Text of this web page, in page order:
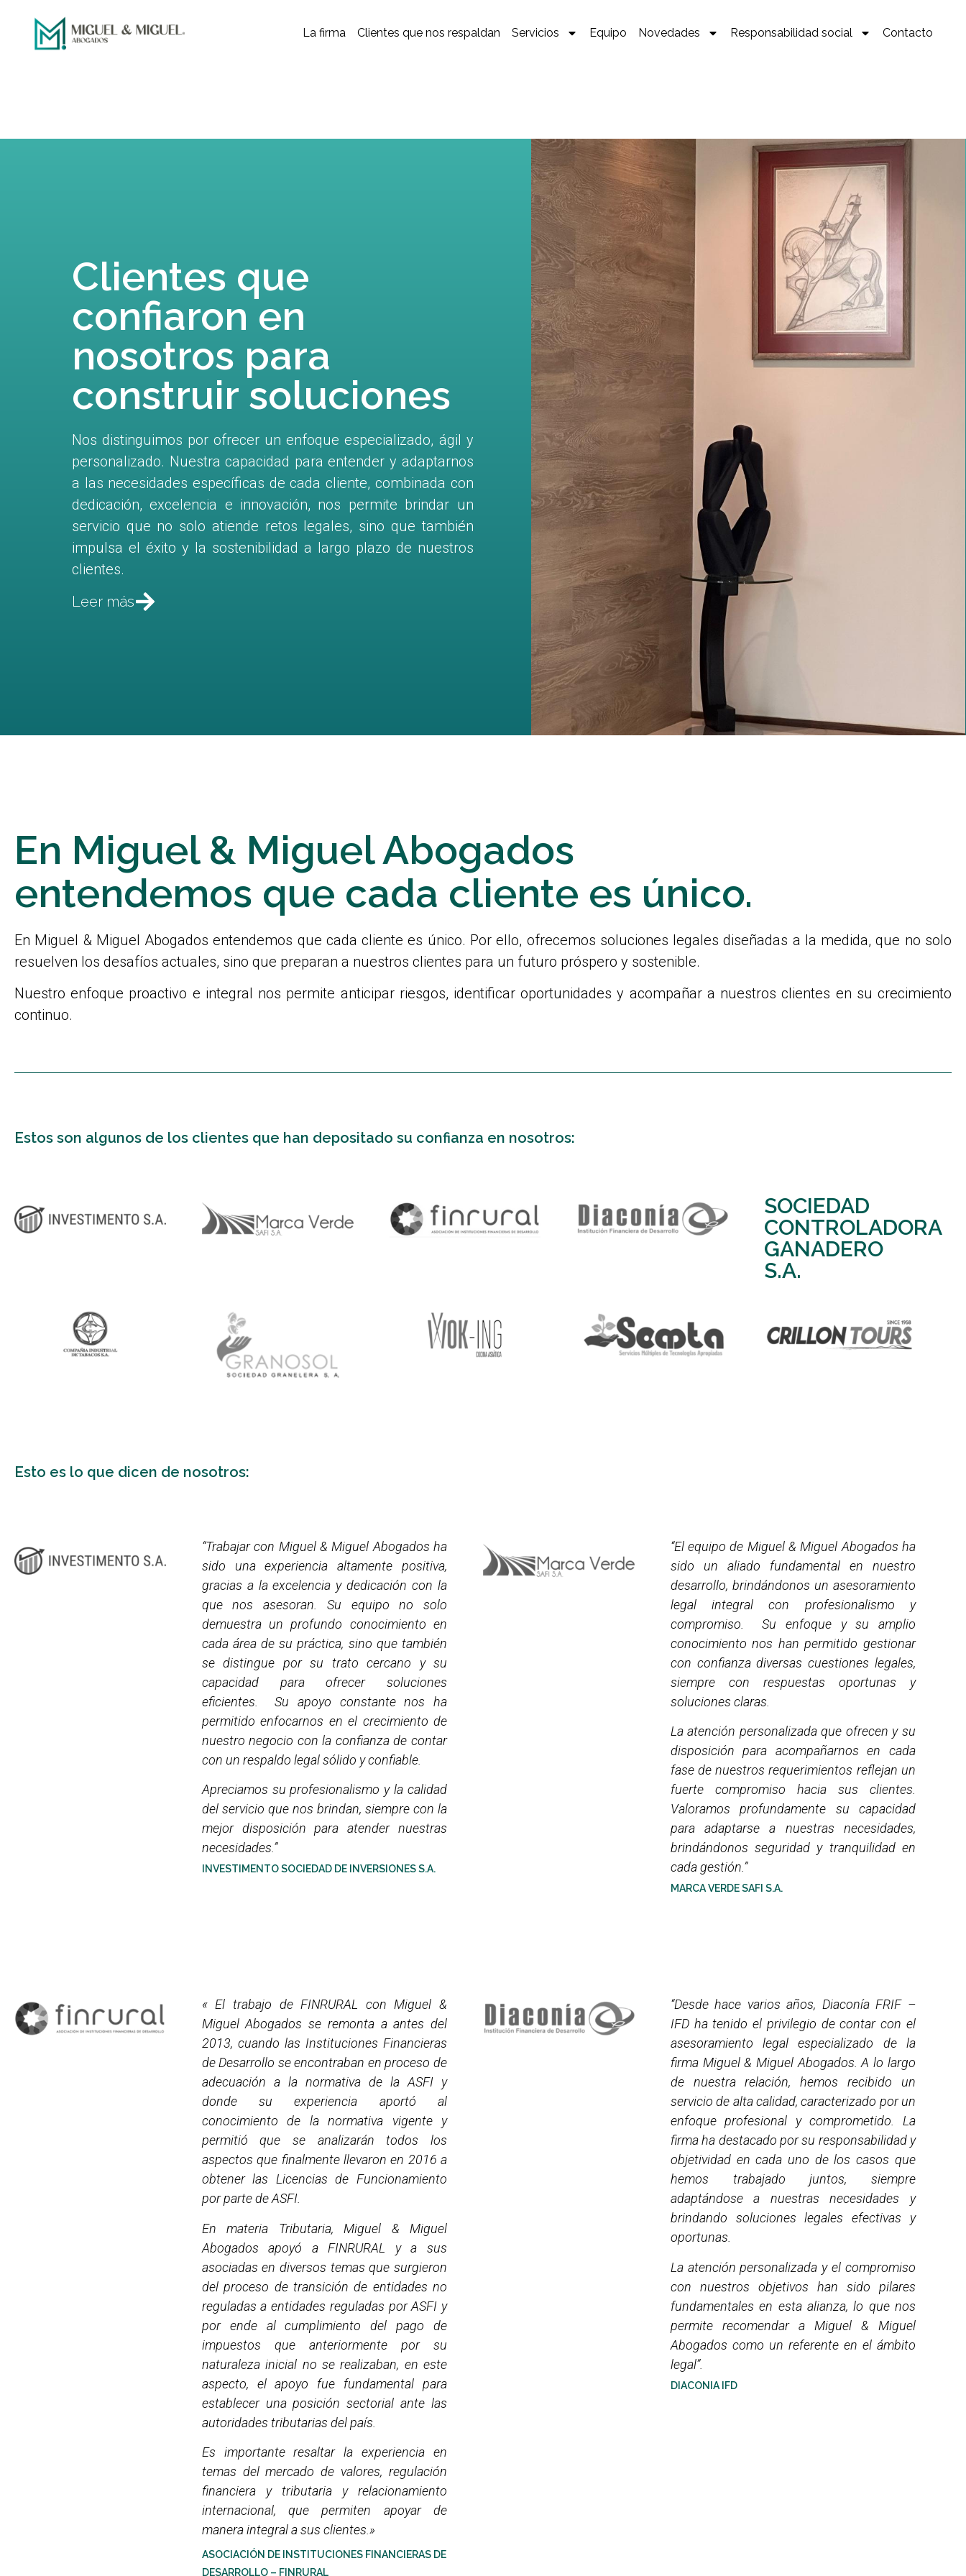
La firma Clientes que nos respaldan Servicios Equipo Novedades Responsabilidad social Contacto
Clientes que
confiaron en
nosotros para
construir soluciones
Nos distinguimos por ofrecer un enfoque especializado, ágil y
personalizado. Nuestra capacidad para entender y adaptarnos
a las necesidades específicas de cada cliente, combinada con
dedicación, excelencia e innovación, nos permite brindar un
servicio que no solo atiende retos legales, sino que también
impulsa el éxito y la sostenibilidad a largo plazo de nuestros
clientes.
Leer más
En Miguel & Miguel Abogados
entendemos que cada cliente es único.
En Miguel & Miguel Abogados entendemos que cada cliente es único. Por ello, ofrecemos soluciones legales diseñadas a la medida, que no solo
resuelven los desafíos actuales, sino que preparan a nuestros clientes para un futuro próspero y sostenible.
Nuestro enfoque proactivo e integral nos permite anticipar riesgos, identificar oportunidades y acompañar a nuestros clientes en su crecimiento
continuo.
Estos son algunos de los clientes que han depositado su confianza en nosotros:
SOCIEDAD
CONTROLADORA
GANADERO
S.A.
Esto es lo que dicen de nosotros:
“Trabajar con Miguel & Miguel Abogados ha
sido una experiencia altamente positiva,
gracias a la excelencia y dedicación con la
que nos asesoran. Su equipo no solo
demuestra un profundo conocimiento en
cada área de su práctica, sino que también
se distingue por su trato cercano y su
capacidad para ofrecer soluciones
eficientes. Su apoyo constante nos ha
permitido enfocarnos en el crecimiento de
nuestro negocio con la confianza de contar
con un respaldo legal sólido y confiable.
Apreciamos su profesionalismo y la calidad
del servicio que nos brindan, siempre con la
mejor disposición para atender nuestras
necesidades.”
INVESTIMENTO SOCIEDAD DE INVERSIONES S.A.
“El equipo de Miguel & Miguel Abogados ha
sido un aliado fundamental en nuestro
desarrollo, brindándonos un asesoramiento
legal integral con profesionalismo y
compromiso. Su enfoque y su amplio
conocimiento nos han permitido gestionar
con confianza diversas cuestiones legales,
siempre con respuestas oportunas y
soluciones claras.
La atención personalizada que ofrecen y su
disposición para acompañarnos en cada
fase de nuestros requerimientos reflejan un
fuerte compromiso hacia sus clientes.
Valoramos profundamente su capacidad
para adaptarse a nuestras necesidades,
brindándonos seguridad y tranquilidad en
cada gestión.”
MARCA VERDE SAFI S.A.
« El trabajo de FINRURAL con Miguel &
Miguel Abogados se remonta a antes del
2013, cuando las Instituciones Financieras
de Desarrollo se encontraban en proceso de
adecuación a la normativa de la ASFI y
donde su experiencia aportó al
conocimiento de la normativa vigente y
permitió que se analizarán todos los
aspectos que finalmente llevaron en 2016 a
obtener las Licencias de Funcionamiento
por parte de ASFI.
En materia Tributaria, Miguel & Miguel
Abogados apoyó a FINRURAL y a sus
asociadas en diversos temas que surgieron
del proceso de transición de entidades no
reguladas a entidades reguladas por ASFI y
por ende al cumplimiento del pago de
impuestos que anteriormente por su
naturaleza inicial no se realizaban, en este
aspecto, el apoyo fue fundamental para
establecer una posición sectorial ante las
autoridades tributarias del país.
Es importante resaltar la experiencia en
temas del mercado de valores, regulación
financiera y tributaria y relacionamiento
internacional, que permiten apoyar de
manera integral a sus clientes.»
ASOCIACIÓN DE INSTITUCIONES FINANCIERAS DE
DESARROLLO – FINRURAL
“Desde hace varios años, Diaconía FRIF –
IFD ha tenido el privilegio de contar con el
asesoramiento legal especializado de la
firma Miguel & Miguel Abogados. A lo largo
de nuestra relación, hemos recibido un
servicio de alta calidad, caracterizado por un
enfoque profesional y comprometido. La
firma ha destacado por su responsabilidad y
objetividad en cada uno de los casos que
hemos trabajado juntos, siempre
adaptándose a nuestras necesidades y
brindando soluciones legales efectivas y
oportunas.
La atención personalizada y el compromiso
con nuestros objetivos han sido pilares
fundamentales en esta alianza, lo que nos
permite recomendar a Miguel & Miguel
Abogados como un referente en el ámbito
legal”.
DIACONIA IFD